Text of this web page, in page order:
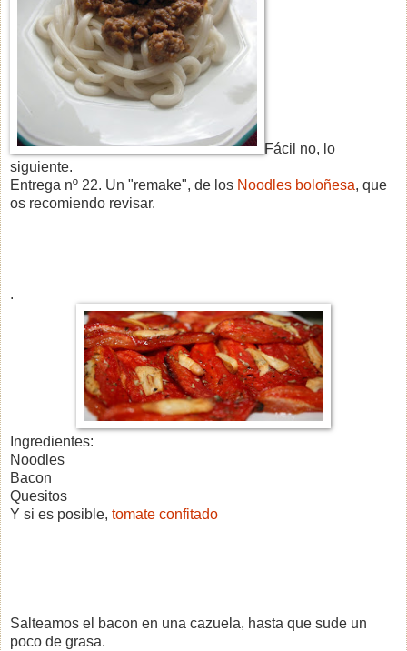
Fácil no, lo
siguiente.
Entrega nº 22. Un "remake", de los Noodles boloñesa, que
os recomiendo revisar.
.
Ingredientes:
Noodles
Bacon
Quesitos
Y si es posible, tomate confitado
Salteamos el bacon en una cazuela, hasta que sude un
poco de grasa.